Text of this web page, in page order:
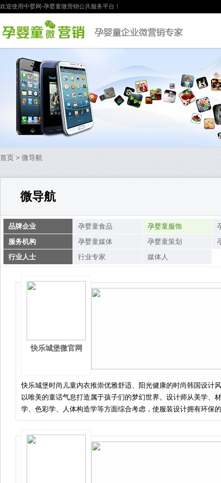
欢迎使用中婴网-孕婴童微营销公共服务平台！
首页 > 微导航
微导航
品牌企业 孕婴童食品 孕婴童服饰
服务机构
孕婴童媒体 孕婴童策划
行业人士
行业专家 媒体人
快乐城堡微官网
快乐城堡时尚儿童内衣推崇优雅舒适、阳光健康的时尚韩国设计
以唯美的童话气息打造属于孩子们的梦幻世界。设计师从美学、
学、色彩学、人体构造学等方面综合考虑，使服装设计拥有环保